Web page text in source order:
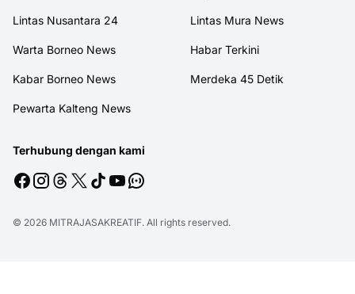
Lintas Nusantara 24 Lintas Mura News
Warta Borneo News Habar Terkini
Kabar Borneo News Merdeka 45 Detik
Pewarta Kalteng News
Terhubung dengan kami
© 2026 MITRAJASAKREATIF. All rights reserved.